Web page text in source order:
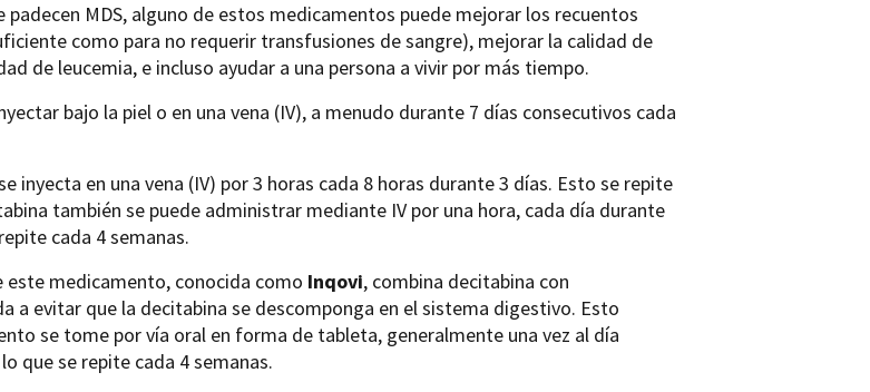
padecen MDS, alguno de estos medicamentos puede mejorar los recuentos
como para no requerir transfusiones de sangre), mejorar la calidad de
de leucemia, e incluso ayudar a una persona a vivir por más tiempo.
bajo la piel o en una vena (IV), a menudo durante 7 días consecutivos cada
inyecta en una vena (IV) por 3 horas cada 8 horas durante 3 días. Esto se repite
también se puede administrar mediante IV por una hora, cada día durante
cada 4 semanas.
este medicamento, conocida como Inqovi, combina decitabina con
a evitar que la decitabina se descomponga en el sistema digestivo. Esto
se tome por vía oral en forma de tableta, generalmente una vez al día
que se repite cada 4 semanas.